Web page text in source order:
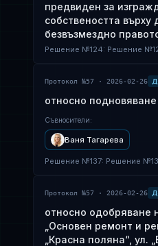
предвиден за
собствеността
безвъзмездно
Решение №124: Решение
Протокол №57 · 2026-02-26
относно
Съвносители:
Ваня Тагарева
Решение №137: Решение
Протокол №57 · 2026-02-26
относно одобряване
„Основен ремонт и
„Красна поляна“, ул.